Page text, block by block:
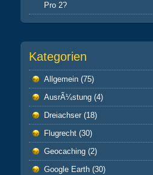
Pro 2?
Kategorien
Allgemein(75)
AusrÃ¼stung(4)
Dreiachser(18)
Flugrecht(30)
Geocaching(2)
Google Earth(30)